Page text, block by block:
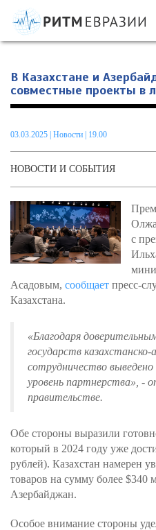
Информационно-аналитическое
проблемам интеграции на
В Казахстане и
совместные проекты в
03.03.2025 Новости | 19.00
НОВОСТИ И СОБЫТИЯ
с
Асадовым, сообщает пресс-
Казахстана.
«Благодаря
государств
сотрудничество
уровень партнерства» , -
правительстве.
Обе стороны выразили
который в 2024 году уже
рублей). Казахстан намерен
товаров на сумму более $340
Азербайджан.
Особое внимание стороны